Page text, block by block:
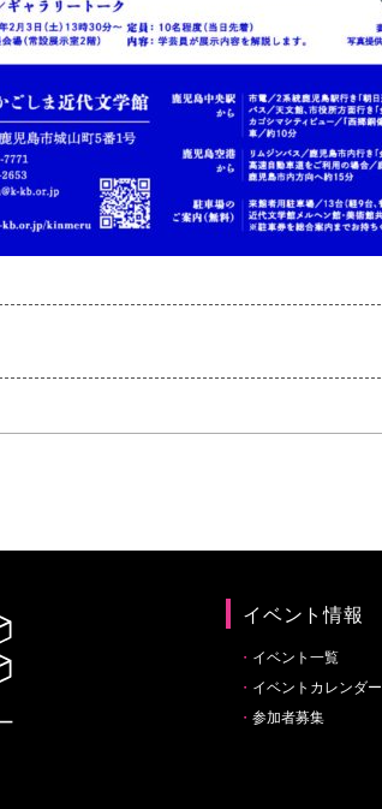
イベント情報
イベント一覧
イベントカレンダー
参加者募集